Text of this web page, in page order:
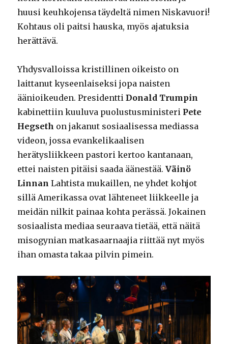
huusi keuhkojensa täydeltä nimen Niskavuori!
Kohtaus oli paitsi hauska, myös ajatuksia
herättävä.
Yhdysvalloissa kristillinen oikeisto on
laittanut kyseenlaiseksi jopa naisten
äänioikeuden. PresidenttiDonald Trumpin
kabinettiin kuuluva puolustusministeri Pete
Hegseth on jakanut sosiaalisessa mediassa
videon, jossa evankelikaalisen
herätysliikkeen pastori kertoo kantanaan,
ettei naisten pitäisi saada äänestää.Väinö
LinnanLahtista mukaillen, ne yhdet kohjot
sillä Amerikassa ovat lähteneet liikkeelle ja
meidän nilkit painaa kohta perässä. Jokainen
sosiaalista mediaa seuraava tietää, että näitä
misogynian matkasaarnaajia riittää nyt myös
ihan omasta takaa pilvin pimein.